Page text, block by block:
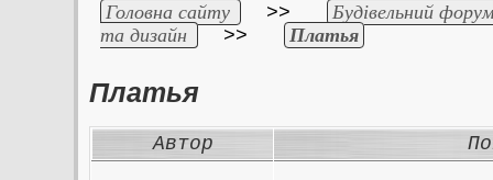
Головна сайту
>>
Будівельний
та дизайн
>> Платья
Платья
Автор